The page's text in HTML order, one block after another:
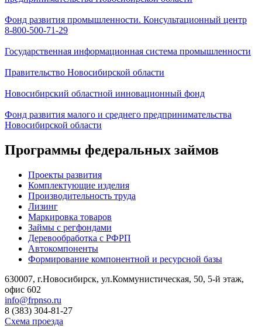
Фонд развития промышленности. Консультационный центр
8-800-500-71-29
Государственная информационная система промышленности
Правительство Новосибирской области
Новосибирский областной инновационный фонд
Фонд развития малого и среднего предпринимательства
Новосибирской области
Программы федеральных займов
Проекты развития
Комплектующие изделия
Производительность труда
Лизинг
Маркировка товаров
Займы с регфондами
Деревообработка с РФРП
Автокомпоненты
Формирование компонентной и ресурсной базы
630007, г.Новосибирск, ул.Коммунистическая, 50, 5-й этаж,
офис 602
info@frpnso.ru
8 (383) 304-81-27
Схема проезда